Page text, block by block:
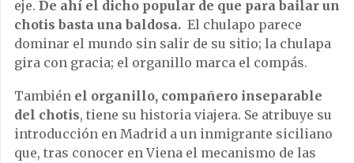
eje. De ahí el dicho popular de que para bailar un
chotis basta una baldosa. El chulapo parece
dominar el mundo sin salir de su sitio; la chulapa
gira con gracia; el organillo marca el compás.
También el organillo, compañero inseparable
del chotis, tiene su historia viajera. Se atribuye su
introducción en Madrid a un inmigrante siciliano
que, tras conocer en Viena el mecanismo de las